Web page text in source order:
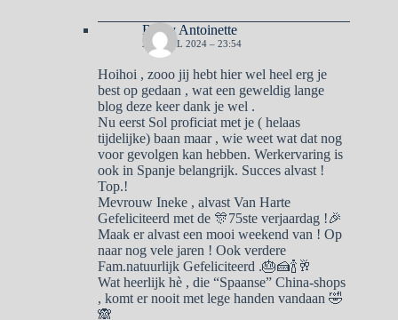
Ben y Antoinette
26 APRIL 2024 – 23:54
Hoihoi , zooo jij hebt hier wel heel erg je
best op gedaan , wat een geweldig lange
blog deze keer dank je wel .
Nu eerst Sol proficiat met je ( helaas
tijdelijke) baan maar , wie weet wat dat nog
voor gevolgen kan hebben. Werkervaring is
ook in Spanje belangrijk. Succes alvast !
Top.!
Mevrouw Ineke , alvast Van Harte
Gefeliciteerd met de 🎊75ste verjaardag !🎉
Maak er alvast een mooi weekend van ! Op
naar nog vele jaren ! Ook verdere
Fam.natuurlijk Gefeliciteerd .🎂🍰🍾🥂
Wat heerlijk hè , die “Spaanse” China-shops
, komt er nooit met lege handen vandaan 🤣
🙈